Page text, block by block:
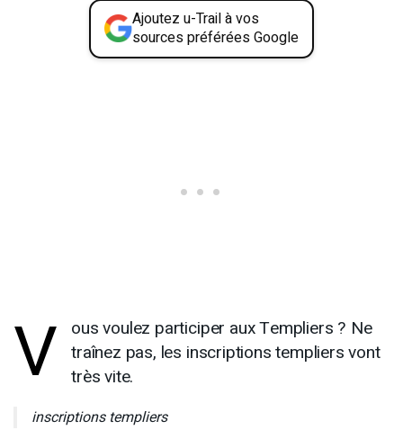
Ajoutez u-Trail à vos
sources préférées Google
V
ous voulez participer aux Templiers ? Ne
traînez pas, les inscriptions templiers vont
très vite.
inscriptions templiers